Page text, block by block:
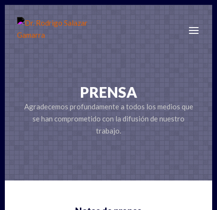
Skip
Menu
PRENSA
Agradecemos profundamente a todos los medios que
se han comprometido con la difusión de nuestro
trabajo.